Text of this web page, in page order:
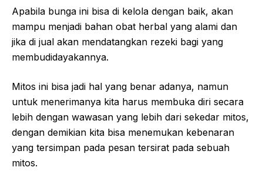
Apabila bunga ini bisa di kelola dengan baik, akan
mampu menjadi bahan obat herbal yang alami dan
jika di jual akan mendatangkan rezeki bagi yang
membudidayakannya.
Mitos ini bisa jadi hal yang benar adanya, namun
untuk menerimanya kita harus membuka diri secara
lebih dengan wawasan yang lebih dari sekedar mitos,
dengan demikian kita bisa menemukan kebenaran
yang tersimpan pada pesan tersirat pada sebuah
mitos.